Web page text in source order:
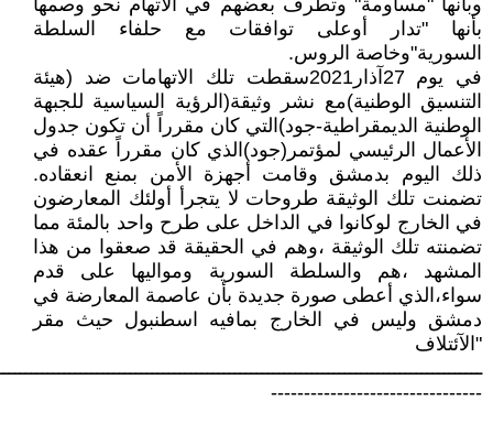
وبأنها "مساومة" وتطرف بعضهم في الاتهام نحو وصمها
بأنها "تدار أوعلى توافقات مع حلفاء السلطة
السورية"وخاصة الروس.
في يوم 27آذار2021سقطت تلك الاتهامات ضد (هيئة
التنسيق الوطنية)مع نشر وثيقة(الرؤية السياسية للجبهة
الوطنية الديمقراطية-جود)التي كان مقرراً أن تكون جدول
الأعمال الرئيسي لمؤتمر(جود)الذي كان مقرراً عقده في
ذلك اليوم بدمشق وقامت أجهزة الأمن بمنع انعقاده.
تضمنت تلك الوثيقة طروحات لا يتجرأ أولئك المعارضون
في الخارج لوكانوا في الداخل على طرح واحد بالمئة مما
تضمنته تلك الوثيقة ،وهم في الحقيقة قد صعقوا من هذا
المشهد ،هم والسلطة السورية ومواليها على قدم
سواء،الذي أعطى صورة جديدة بأن عاصمة المعارضة في
دمشق وليس في الخارج بمافيه اسطنبول حيث مقر
"الآئتلاف
--------------------------------